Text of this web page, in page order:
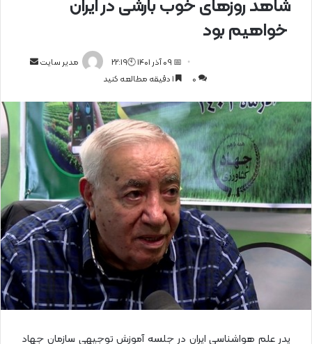
شاهد روز‌های خوب بارشی در ایران
خواهیم بود
مدیر سایت
ا
ا
ی
م
ی
ل
📅 09 آذر 1401 🕙22:19
0
پدر علم هواشناسی ایران در جلسه آموزش توجیهی سازمان جهاد